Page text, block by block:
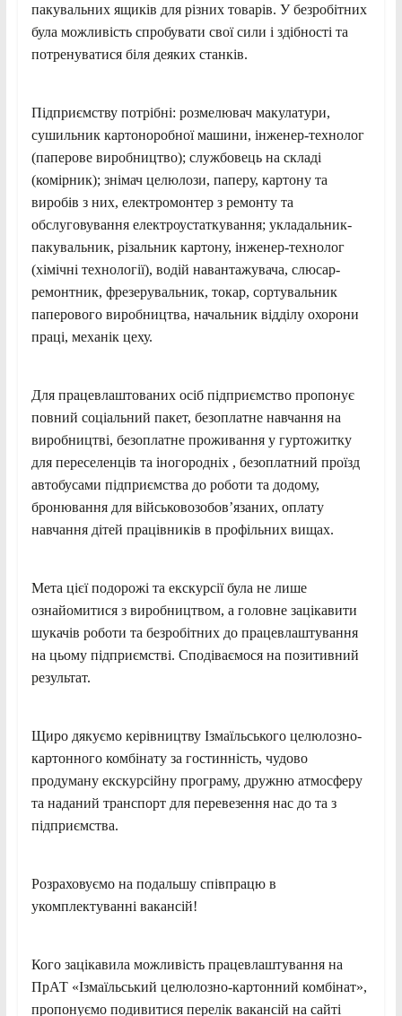
пакувальних ящиків для різних товарів. У безробітних
була можливість спробувати свої сили і здібності та
потренуватися біля деяких станків.
Підприємству потрібні: розмелювач макулатури,
сушильник картоноробної машини, інженер-технолог
(паперове виробництво); службовець на складі
(комірник); знімач целюлози, паперу, картону та
виробів з них, електромонтер з ремонту та
обслуговування електроустаткування; укладальник-
пакувальник, різальник картону, інженер-технолог
(хімічні технології), водій навантажувача, слюсар-
ремонтник, фрезерувальник, токар, сортувальник
паперового виробництва, начальник відділу охорони
праці, механік цеху.
Для працевлаштованих осіб підприємство пропонує
повний соціальний пакет, безоплатне навчання на
виробництві, безоплатне проживання у гуртожитку
для переселенців та іногородніх , безоплатний проїзд
автобусами підприємства до роботи та додому,
бронювання для військовозобов’язаних, оплату
навчання дітей працівників в профільних вищах.
Мета цієї подорожі та екскурсії була не лише
ознайомитися з виробництвом, а головне зацікавити
шукачів роботи та безробітних до працевлаштування
на цьому підприємстві. Сподіваємося на позитивний
результат.
Щиро дякуємо керівництву Ізмаїльського целюлозно-
картонного комбінату за гостинність, чудово
продуману екскурсійну програму, дружню атмосферу
та наданий транспорт для перевезення нас до та з
підприємства.
Розраховуємо на подальшу співпрацю в
укомплектуванні вакансій!
Кого зацікавила можливість працевлаштування на
ПрАТ «Ізмаїльський целюлозно-картонний комбінат»,
пропонуємо подивитися перелік вакансій на сайті